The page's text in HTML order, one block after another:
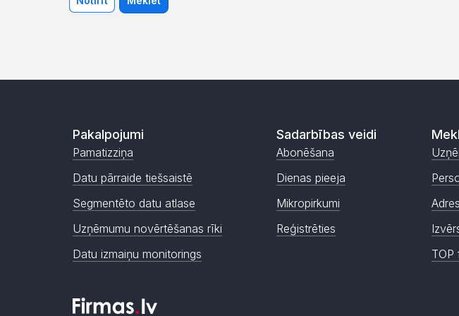
Pakalpojumi
Pamatizziņa
Datu pārraide tiešsaistē
Segmentēto datu atlase
Uzņēmumu novērtēšanas rīki
Datu izmaiņu monitorings
Sadarbības veidi
Abonēšana
Dienas pieeja
Mikropirkumi
Reģistrēties
TOP